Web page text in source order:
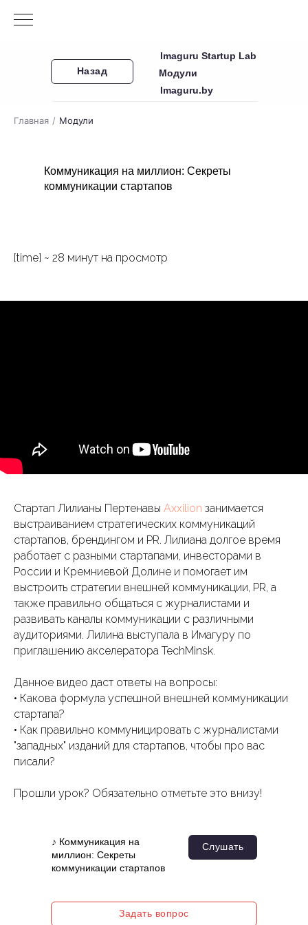
Imaguru Startup Lab
Назад
Модули
Imaguru.by
Главная / Модули
Коммуникация на миллион: Секреты
коммуникации стартапов
[time] ~ 28 минут на просмотр
Стартап Лилианы Пертенавы Axxilion занимается
выстраиванием стратегических коммуникаций
стартапов, брендингом и PR. Лилиана долгое время
работает с разными стартапами, инвесторами в
России и Кремниевой Долине и помогает им
выстроить стратегии внешней коммуникации, PR, а
также правильно общаться с журналистами и
развивать каналы коммуникации с различными
аудиториями. Лилина выступала в Имагуру по
приглашению акселератора TechMinsk.
Данное видео даст ответы на вопросы:
• Какова формула успешной внешней коммуникации
стартапа?
• Как правильно коммуницировать с журналистами
"западных" изданий для стартапов, чтобы про вас
писали?
Прошли урок? Обязательно отметьте это внизу!
♪ Коммуникация на
миллион: Секреты
коммуникации стартапов
Слушать
Задать вопрос